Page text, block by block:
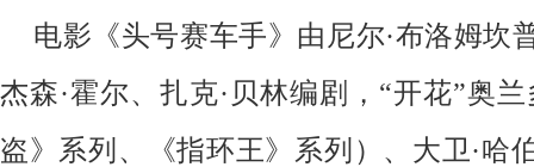
电影《头号赛车手》由尼尔·布洛姆坎
杰森·霍尔、扎克·贝林编剧，“开花”奥
盗》系列、《指环王》系列）、大卫·哈